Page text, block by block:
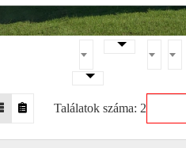
Találatok száma: 2